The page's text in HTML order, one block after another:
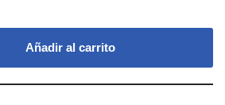
Añadir al carrito